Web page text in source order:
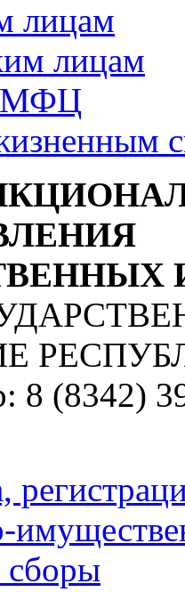
лицам
лицам
МФЦ
8 (8342)
сборы